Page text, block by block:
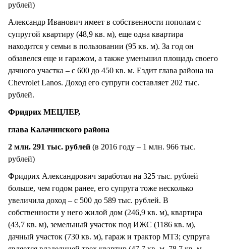
рублей)
Александр Иванович имеет в собственности пополам с
супругой квартиру (48,9 кв. м), еще одна квартира
находится у семьи в пользовании (95 кв. м). За год он
обзавелся еще и гаражом, а также уменьшил площадь своего
дачного участка – с 600 до 450 кв. м. Ездит глава района на
Chevrolet Lanos. Доход его супруги составляет 202 тыс.
рублей.
Фридрих МЕЦЛЕР,
глава Калачинского района
2 млн. 291 тыс. рублей (в 2016 году – 1 млн. 966 тыс.
рублей)
Фридрих Александрович заработал на 325 тыс. рублей
больше, чем годом ранее, его супруга тоже несколько
увеличила доход – с 500 до 589 тыс. рублей. В
собственности у него жилой дом (246,9 кв. м), квартира
(43,7 кв. м), земельный участок под ИЖС (1186 кв. м),
дачный участок (730 кв. м), гараж и трактор МТЗ; супруга